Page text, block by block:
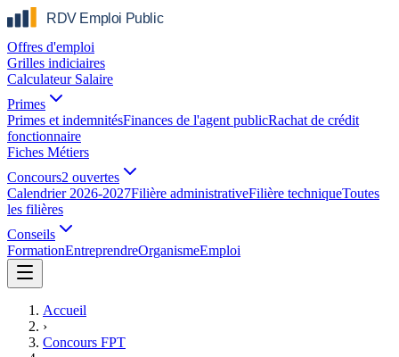
Offres d'emploi
Grilles indiciaires
Calculateur Salaire
Primes
Primes et indemnitésFinances de l'agent publicRachat de crédit
fonctionnaire
Fiches Métiers
Concours2 ouvertes
Calendrier 2026-2027Filière administrativeFilière techniqueToutes
les filières
Conseils
FormationEntreprendreOrganismeEmploi
Accueil
›
Concours FPT